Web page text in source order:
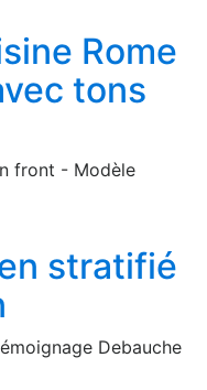
Rome
tons
stratifié